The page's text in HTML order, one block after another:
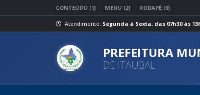
CONTEÚDO [1] MENU [2] RODAPÉ [3]
Atendimento: Segunda à Sexta, das 07h30 às
PREFEITURA
DE ITAUBAL